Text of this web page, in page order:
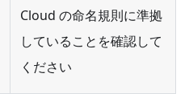
Cloud の命名規則に準拠
していることを確認して
ください